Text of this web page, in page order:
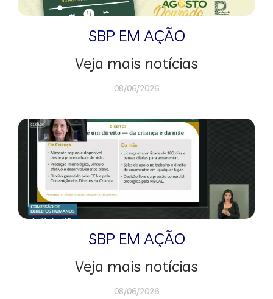
SBP EM AÇÃO
Veja mais notícias
08/06/2026
SBP EM AÇÃO
Veja mais notícias
08/06/2026